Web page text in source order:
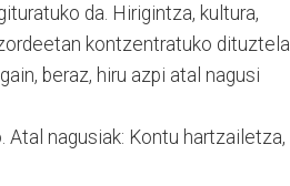
da. Hirigintza, kultura,
kontzentratuko dituztela
beraz, hiru azpi atal nagusi
Atal nagusiak: Kontu hartzailetza,